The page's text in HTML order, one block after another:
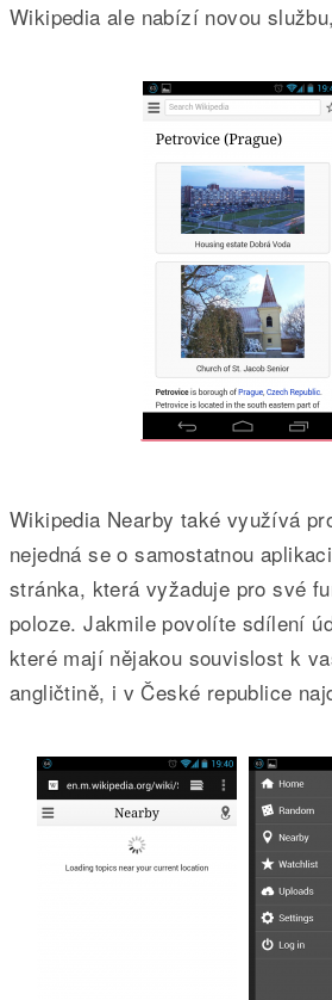
Wikipedia ale nabízí novou
Wikipedia Nearby také využívá
nejedná se o samostatnou
stránka, která vyžaduje pro své
poloze. Jakmile povolíte sdílení
které mají nějakou souvislost k
angličtině, i v České republice